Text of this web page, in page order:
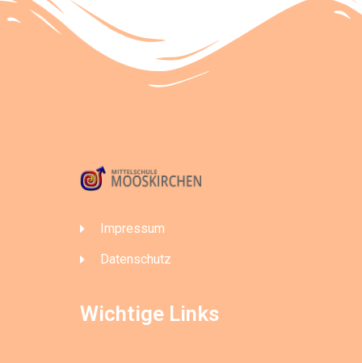
Impressum
Datenschutz
Wichtige Links